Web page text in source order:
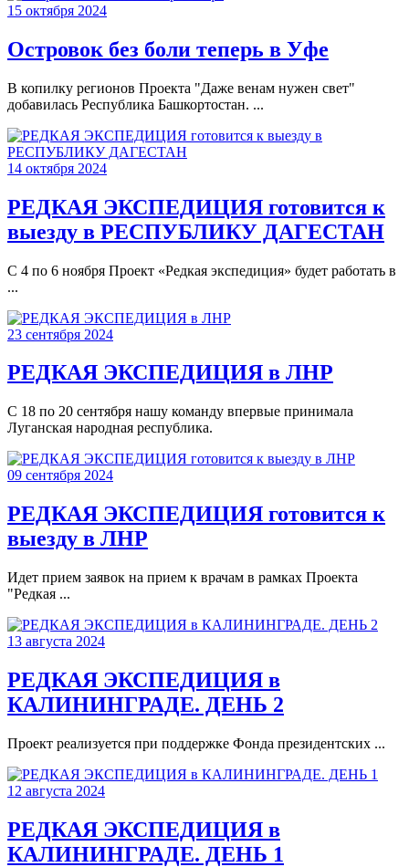
15 октября 2024
Островок без боли теперь в Уфе
В копилку регионов Проекта "Даже венам нужен свет"
добавилась Республика Башкортостан. ...
14 октября 2024
РЕДКАЯ ЭКСПЕДИЦИЯ готовится к
выезду в РЕСПУБЛИКУ ДАГЕСТАН
С 4 по 6 ноября Проект «Редкая экспедиция» будет работать в
...
23 сентября 2024
РЕДКАЯ ЭКСПЕДИЦИЯ в ЛНР
С 18 по 20 сентября нашу команду впервые принимала
Луганская народная республика.
09 сентября 2024
РЕДКАЯ ЭКСПЕДИЦИЯ готовится к
выезду в ЛНР
Идет прием заявок на прием к врачам в рамках Проекта
"Редкая ...
13 августа 2024
РЕДКАЯ ЭКСПЕДИЦИЯ в
КАЛИНИНГРАДЕ. ДЕНЬ 2
Проект реализуется при поддержке Фонда президентских ...
12 августа 2024
РЕДКАЯ ЭКСПЕДИЦИЯ в
КАЛИНИНГРАДЕ. ДЕНЬ 1